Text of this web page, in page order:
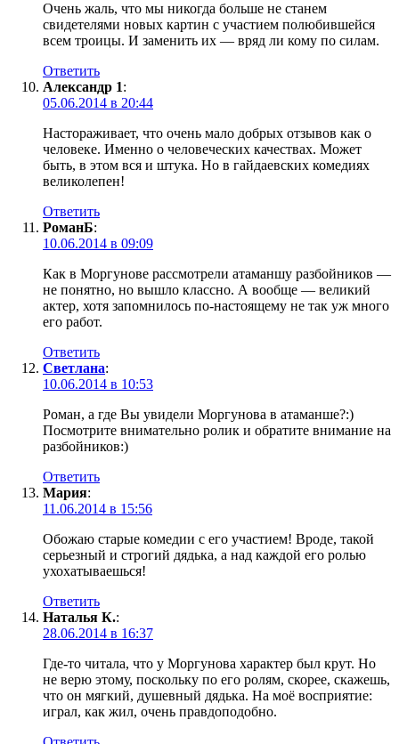
Очень жаль, что мы никогда больше не станем
свидетелями новых картин с участием полюбившейся
всем троицы. И заменить их — вряд ли кому по силам.
Ответить
Александр 1:
05.06.2014 в 20:44
Настораживает, что очень мало добрых отзывов как о
человеке. Именно о человеческих качествах. Может
быть, в этом вся и штука. Но в гайдаевских комедиях
великолепен!
Ответить
РоманБ:
10.06.2014 в 09:09
Как в Моргунове рассмотрели атаманшу разбойников —
не понятно, но вышло классно. А вообще — великий
актер, хотя запомнилось по-настоящему не так уж много
его работ.
Ответить
Светлана:
10.06.2014 в 10:53
Роман, а где Вы увидели Моргунова в атаманше?:)
Посмотрите внимательно ролик и обратите внимание на
разбойников:)
Ответить
Мария:
11.06.2014 в 15:56
Обожаю старые комедии с его участием! Вроде, такой
серьезный и строгий дядька, а над каждой его ролью
ухохатываешься!
Ответить
Наталья К.:
28.06.2014 в 16:37
Где-то читала, что у Моргунова характер был крут. Но
не верю этому, поскольку по его ролям, скорее, скажешь,
что он мягкий, душевный дядька. На моё восприятие:
играл, как жил, очень правдоподобно.